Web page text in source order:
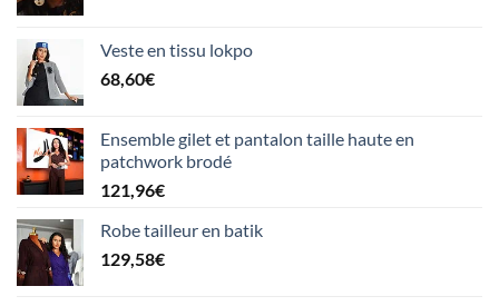
Veste en tissu lokpo
68,60€
Ensemble gilet et pantalon taille haute en
patchwork brodé
121,96€
Robe tailleur en batik
129,58€